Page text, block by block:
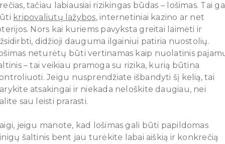
tačiau labiausiai rizikingas būdas – lošimas. Tai
kripovaliutų lažybos, internetiniai kazino ar net
Nors kai kuriems pavyksta greitai laimėti ir
didžioji dauguma ilgainiui patiria nuostolių.
neturėtų būti vertinamas kaip nuolatinis
– tai veikiau pramoga su rizika, kurią būtina
Jeigu nusprendžiate išbandyti šį kelią, tai
atsakingai ir niekada neloškite daugiau, nei
sau leisti prarasti.
jeigu manote, kad lošimas gali būti papildomas
šaltinis bent jau turėkite labai aiškią ir konkrečią